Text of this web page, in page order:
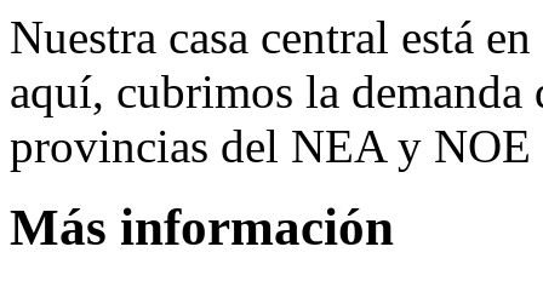
Nuestra casa central está
aquí, cubrimos la
provincias del NEA y NOE
Más información